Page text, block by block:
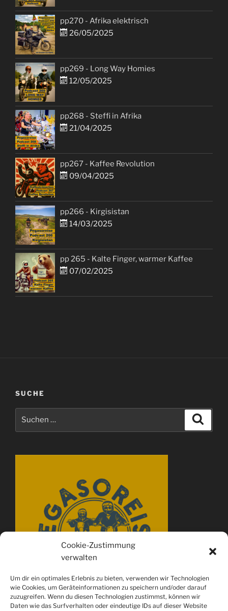
Cookie-Zustimmung
verwalten
Um dir ein optimales Erlebnis zu bieten, verwenden wir Technologien
wie Cookies, um Geräteinformationen zu speichern und/oder darauf
zuzugreifen. Wenn du diesen Technologien zustimmst, können wir
Daten wie das Surfverhalten oder eindeutige IDs auf dieser Website
pp270 - Afrika elektrisch
26/05/2025
pp269 - Long Way Homies
12/05/2025
pp268 - Steffi in Afrika
21/04/2025
pp267 - Kaffee Revolution
09/04/2025
pp266 - Kirgisistan
14/03/2025
pp 265 - Kalte Finger, warmer Kaffee
07/02/2025
SUCHE